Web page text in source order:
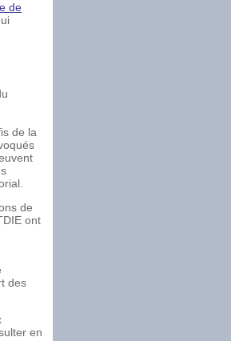
de
de la
de
ont
des
en